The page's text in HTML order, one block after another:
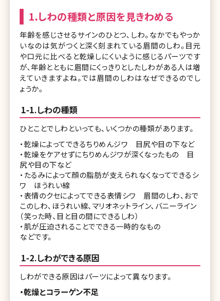
1.しわの種類と原因を見きわめる
年齢を感じさせるサインのひとつ、しわ。なかでもやっか
いなのは気がつくと深く刻まれている眉間のしわ。目元
や口元に比べると乾燥しにくいように感じるパーツです
が、年齢とともに眉間にくっきりとしたしわがある人は増
えていきますよね。では眉間のしわはなぜできるのでし
ょうか。
1-1.しわの種類
ひとことでしわといっても、いくつかの種類があります。
・乾燥によってできるちりめんジワ 目尻や目の下など
・乾燥をケアせずにちりめんジワが深くなったもの 目
尻や目の下など
・たるみによって顔の脂肪が支えられなくなってできるシ
ワ ほうれい線
・表情のクセによってできる表情シワ 眉間のしわ、おで
このしわ、ほうれい線、マリオネットライン、バニーライン
（笑った時、目と目の間にできるしわ）
・肌が圧迫されることでできる一時的なもの
などです。
1-2.しわができる原因
しわができる原因はパーツによって異なります。
・乾燥とコラーゲン不足